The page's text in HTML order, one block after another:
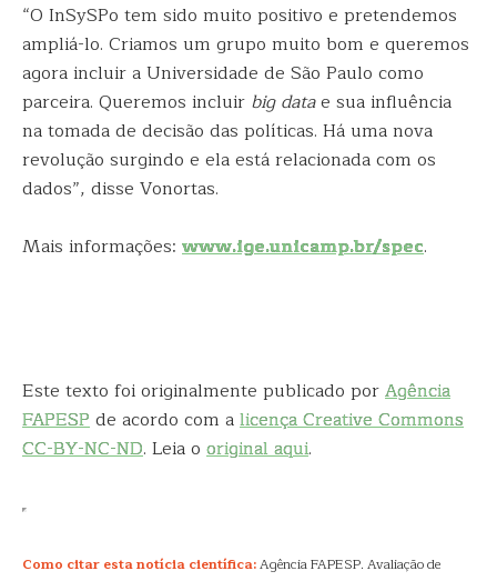
“O InSySPo tem sido muito positivo e pretendemos
ampliá-lo. Criamos um grupo muito bom e queremos
agora incluir a Universidade de São Paulo como
parceira. Queremos incluir big datae sua influência
na tomada de decisão das políticas. Há uma nova
revolução surgindo e ela está relacionada com os
dados”, disse Vonortas.
Mais informações: www.ige.unicamp.br/spec.
Este texto foi originalmente publicado porAgência
FAPESPde acordo com alicença Creative Commons
CC-BY-NC-ND. Leia o original aqui.
Como citar esta notícia científica:Agência FAPESP. Avaliação de